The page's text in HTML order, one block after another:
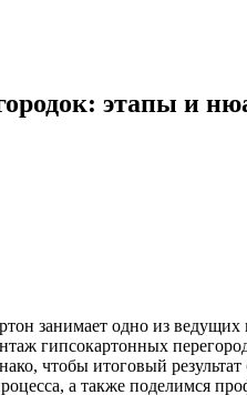
этапы и
занимает одно из
гипсокартонных
чтобы итоговый
а также поделимся